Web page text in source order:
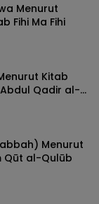
Menurut
Fihi Ma Fihi
Kitab
Qadir al-
Menurut
Qūt al-Qulūb